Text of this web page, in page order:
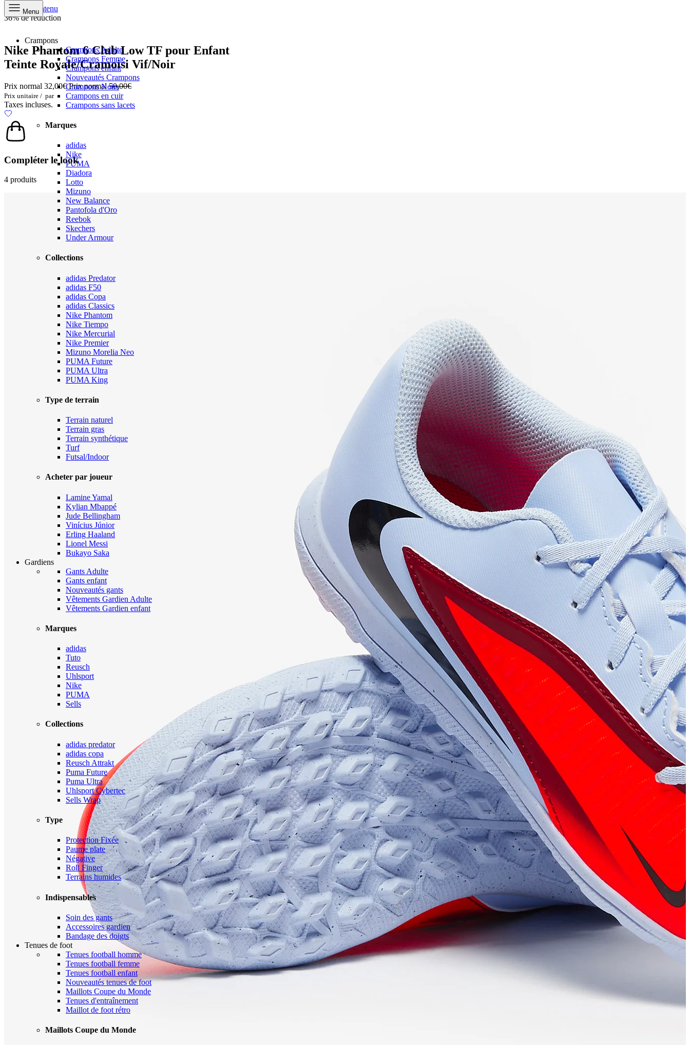
Aller au contenu
Menu
Crampons
Crampons Adulte
Crampons Femme
Crampons enfant
Nouveautés Crampons
Crampons Noirs
Crampons en cuir
Crampons sans lacets
Marques
adidas
Nike
PUMA
Diadora
Lotto
Mizuno
New Balance
Pantofola d'Oro
Reebok
Skechers
Under Armour
Collections
adidas Predator
adidas F50
adidas Copa
adidas Classics
Nike Phantom
Nike Tiempo
Nike Mercurial
Nike Premier
Mizuno Morelia Neo
PUMA Future
PUMA Ultra
PUMA King
Type de terrain
Terrain naturel
Terrain gras
Terrain synthétique
Turf
Futsal/Indoor
Acheter par joueur
Lamine Yamal
Kylian Mbappé
Jude Bellingham
Vinícius Júnior
Erling Haaland
Lionel Messi
Bukayo Saka
Gardiens
Gants Adulte
Gants enfant
Nouveautés gants
Vêtements Gardien Adulte
Vêtements Gardien enfant
Marques
adidas
Tuto
Reusch
Uhlsport
Nike
PUMA
Sells
Collections
adidas predator
adidas copa
Reusch Attrakt
Puma Future
Puma Ultra
Uhlsport Cybertec
Sells Wrap
Type
Protection Fixée
Paume plate
Négative
Roll Finger
Terrains humides
Indispensables
Soin des gants
Accessoires gardien
Bandage des doigts
Tenues de foot
Tenues football homme
Tenues football femme
Tenues football enfant
Nouveautés tenues de foot
Maillots Coupe du Monde
Tenues d'entraînement
Maillot de foot rétro
Maillots Coupe du Monde
36% de réduction
Nike Phantom 6 Club Low TF pour Enfant
Teinte Royale/Cramoisi Vif/Noir
Prix normal 32,00€Prix normal 50,00€
Prix unitaire / par
Taxes incluses.
Compléter le look
4 produits